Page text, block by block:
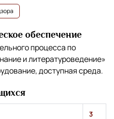
обеспечение
процесса по
и литературоведение»
доступная среда.
3